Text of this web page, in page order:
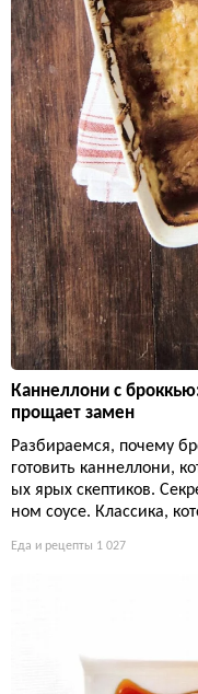
Каннеллони с
прощает замен
Разбираемся, почему
готовить каннеллони,
ых ярых скептиков.
ном соусе. Классика,
Еда и рецепты 1 027